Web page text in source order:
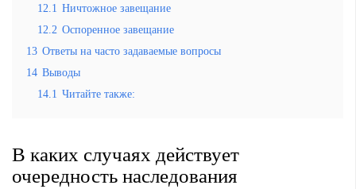
12.1 Ничтожное завещание
12.2 Оспоренное завещание
13 Ответы на часто задаваемые вопросы
14 Выводы
14.1 Читайте также:
В каких случаях действует
очередность наследования